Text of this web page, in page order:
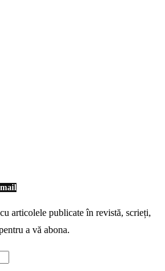
articolele publicate în revistă, scrieți,
a vă abona.